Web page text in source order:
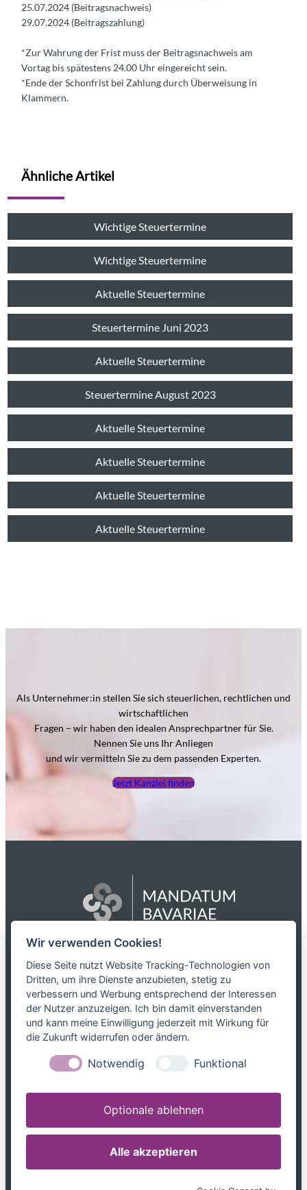
25.07.2024 (Beitragsnachweis)
29.07.2024 (Beitragszahlung)
*Zur Wahrung der Frist muss der Beitragsnachweis am
Vortag bis spätestens 24.00 Uhr eingereicht sein.
*Ende der Schonfrist bei Zahlung durch Überweisung in
Klammern.
Ähnliche Artikel
Wichtige Steuertermine
Wichtige Steuertermine
Aktuelle Steuertermine
Steuertermine Juni 2023
Aktuelle Steuertermine
Steuertermine August 2023
Aktuelle Steuertermine
Aktuelle Steuertermine
Aktuelle Steuertermine
Aktuelle Steuertermine
Als Unternehmer:in stellen Sie sich steuerlichen, rechtlichen und
wirtschaftlichen
Fragen – wir haben den idealen Ansprechpartner für Sie.
Nennen Sie uns Ihr Anliegen
und wir vermitteln Sie zu dem passenden Experten.
Jetzt Kanzlei finden
Das Netzwerk
Partnerkanzleien
Karriere
Kontakt
Leistungen
Downloads
Tel. 0800 599699799
info@mandatum-bavariae.de
Wir verwenden Cookies!
Diese Seite nutzt Website Tracking-Technologien von
Dritten, um ihre Dienste anzubieten, stetig zu
verbessern und Werbung entsprechend der Interessen
der Nutzer anzuzeigen. Ich bin damit einverstanden
und kann meine Einwilligung jederzeit mit Wirkung für
die Zukunft widerrufen oder ändern.
Notwendig Funktional
Optionale ablehnen
Alle akzeptieren